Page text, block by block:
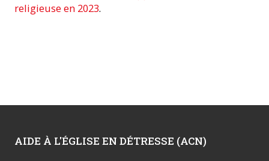
religieuse en 2023.
AIDE À L'ÉGLISE EN DÉTRESSE (ACN)